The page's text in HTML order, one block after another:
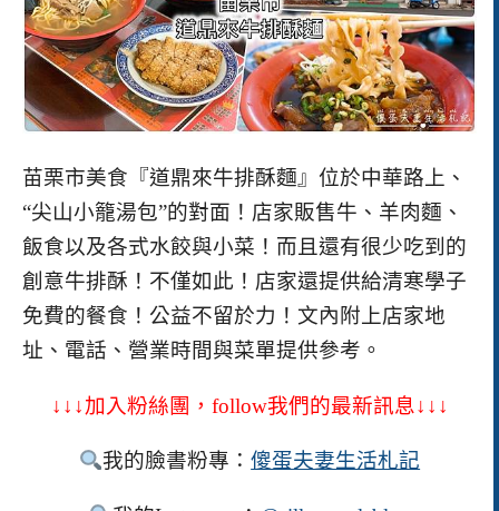
苗栗市美食『道鼎來牛排酥麵』位於中華路上、
“尖山小籠湯包”的對面！店家販售牛、羊肉麵、
飯食以及各式水餃與小菜！而且還有很少吃到的
創意牛排酥！不僅如此！店家還提供給清寒學子
免費的餐食！公益不留於力！ 文內附上店家地
址、電話、營業時間與菜單提供參考。
↓↓↓加入粉絲團， follow我們的最新訊息↓↓↓
我的臉書粉專：傻蛋夫妻生活札記